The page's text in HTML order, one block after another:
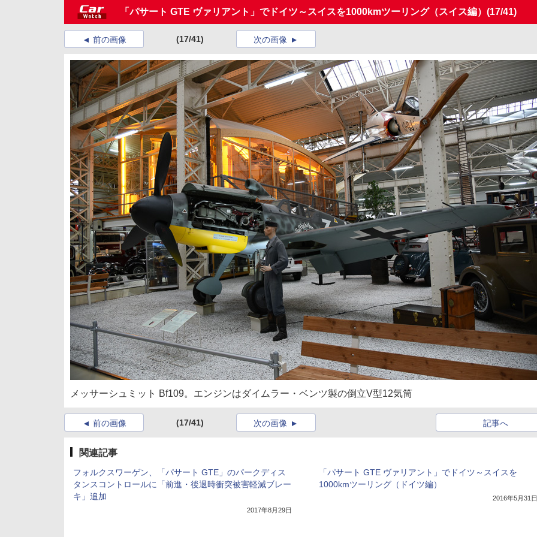
「パサート GTE ヴァリアント」でドイツ～スイスを1000kmツーリング（スイス編） (17/41)
前の画像 (17/41) 次の画像
メッサーシュミット Bf109。エンジンはダイムラー・ベンツ製の倒立V型12気筒
前の画像 (17/41) 記事へ
次の画像
関連記事
フォルクスワーゲン、「パサート GTE」のパークディス
タンスコントロールに「前進・後退時衝突被害軽減ブレー
キ」追加
2017年8月29日
「パサート GTE ヴァリアント」でドイツ～スイスを
1000kmツーリング（ドイツ編）
2016年5月31日